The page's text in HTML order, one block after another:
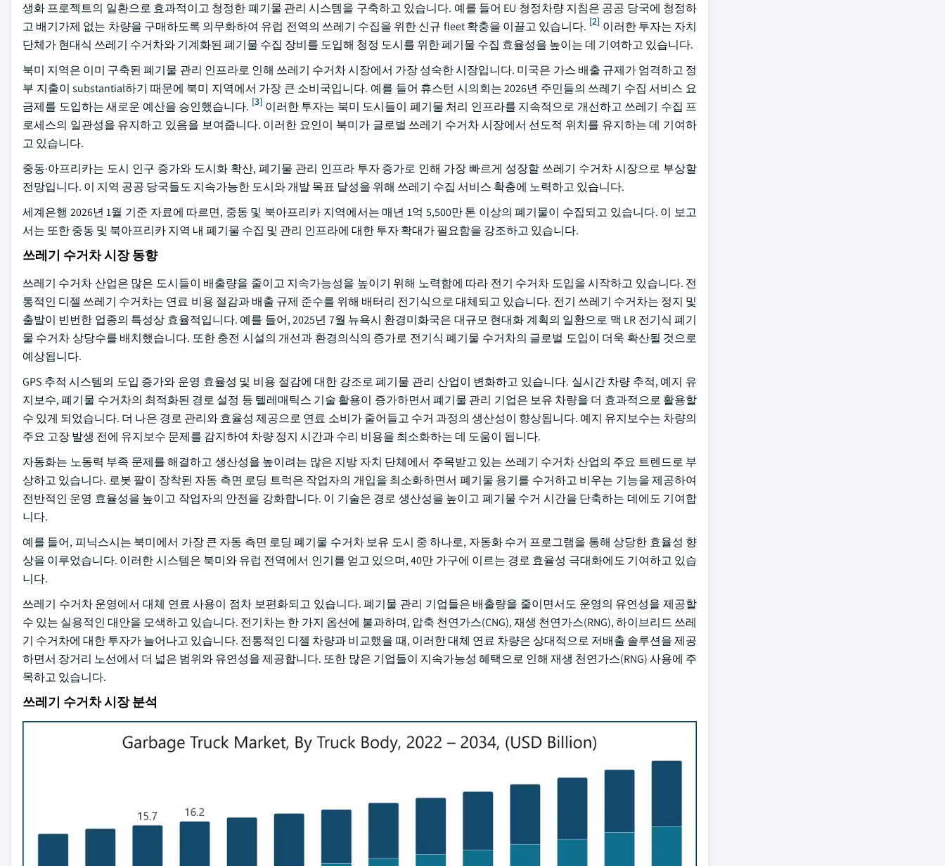
생화 프로젝트의 일환으로 효과적이고 청정한 폐기물 관리 시스템을 구축하고 있습니다. 예를 들어 EU 청정차량 지침은 공공 당국에 청정하
고 배기가제 없는 차량을 구매하도록 의무화하여 유럽 전역의 쓰레기 수집을 위한 신규 fleet 확충을 이끌고 있습니다. [2] 이러한 투자는 자치
단체가 현대식 쓰레기 수거차와 기계화된 폐기물 수집 장비를 도입해 청정 도시를 위한 폐기물 수집 효율성을 높이는 데 기여하고 있습니다.
북미 지역은 이미 구축된 폐기물 관리 인프라로 인해 쓰레기 수거차 시장에서 가장 성숙한 시장입니다. 미국은 가스 배출 규제가 엄격하고 정
부 지출이 substantial하기 때문에 북미 지역에서 가장 큰 소비국입니다. 예를 들어 휴스턴 시의회는 2026년 주민들의 쓰레기 수집 서비스 요
금제를 도입하는 새로운 예산을 승인했습니다. [3] 이러한 투자는 북미 도시들이 폐기물 처리 인프라를 지속적으로 개선하고 쓰레기 수집 프
로세스의 일관성을 유지하고 있음을 보여줍니다. 이러한 요인이 북미가 글로벌 쓰레기 수거차 시장에서 선도적 위치를 유지하는 데 기여하
고 있습니다.
중동·아프리카는 도시 인구 증가와 도시화 확산, 폐기물 관리 인프라 투자 증가로 인해 가장 빠르게 성장할 쓰레기 수거차 시장으로 부상할
전망입니다. 이 지역 공공 당국들도 지속가능한 도시와 개발 목표 달성을 위해 쓰레기 수집 서비스 확충에 노력하고 있습니다.
세계은행 2026년 1월 기준 자료에 따르면, 중동 및 북아프리카 지역에서는 매년 1억 5,500만 톤 이상의 폐기물이 수집되고 있습니다. 이 보고
서는 또한 중동 및 북아프리카 지역 내 폐기물 수집 및 관리 인프라에 대한 투자 확대가 필요함을 강조하고 있습니다.
쓰레기 수거차 시장 동향
쓰레기 수거차 산업은 많은 도시들이 배출량을 줄이고 지속가능성을 높이기 위해 노력함에 따라 전기 수거차 도입을 시작하고 있습니다. 전
통적인 디젤 쓰레기 수거차는 연료 비용 절감과 배출 규제 준수를 위해 배터리 전기식으로 대체되고 있습니다. 전기 쓰레기 수거차는 정지 및
출발이 빈번한 업종의 특성상 효율적입니다. 예를 들어, 2025년 7월 뉴욕시 환경미화국은 대규모 현대화 계획의 일환으로 맥 LR 전기식 폐기
물 수거차 상당수를 배치했습니다. 또한 충전 시설의 개선과 환경의식의 증가로 전기식 폐기물 수거차의 글로벌 도입이 더욱 확산될 것으로
예상됩니다.
GPS 추적 시스템의 도입 증가와 운영 효율성 및 비용 절감에 대한 강조로 폐기물 관리 산업이 변화하고 있습니다. 실시간 차량 추적, 예지 유
지보수, 폐기물 수거차의 최적화된 경로 설정 등 텔레매틱스 기술 활용이 증가하면서 폐기물 관리 기업은 보유 차량을 더 효과적으로 활용할
수 있게 되었습니다. 더 나은 경로 관리와 효율성 제공으로 연료 소비가 줄어들고 수거 과정의 생산성이 향상됩니다. 예지 유지보수는 차량의
주요 고장 발생 전에 유지보수 문제를 감지하여 차량 정지 시간과 수리 비용을 최소화하는 데 도움이 됩니다.
자동화는 노동력 부족 문제를 해결하고 생산성을 높이려는 많은 지방 자치 단체에서 주목받고 있는 쓰레기 수거차 산업의 주요 트렌드로 부
상하고 있습니다. 로봇 팔이 장착된 자동 측면 로딩 트럭은 작업자의 개입을 최소화하면서 폐기물 용기를 수거하고 비우는 기능을 제공하여
전반적인 운영 효율성을 높이고 작업자의 안전을 강화합니다. 이 기술은 경로 생산성을 높이고 폐기물 수거 시간을 단축하는 데에도 기여합
니다.
예를 들어, 피닉스시는 북미에서 가장 큰 자동 측면 로딩 폐기물 수거차 보유 도시 중 하나로, 자동화 수거 프로그램을 통해 상당한 효율성 향
상을 이루었습니다. 이러한 시스템은 북미와 유럽 전역에서 인기를 얻고 있으며, 40만 가구에 이르는 경로 효율성 극대화에도 기여하고 있습
니다.
쓰레기 수거차 운영에서 대체 연료 사용이 점차 보편화되고 있습니다. 폐기물 관리 기업들은 배출량을 줄이면서도 운영의 유연성을 제공할
수 있는 실용적인 대안을 모색하고 있습니다. 전기차는 한 가지 옵션에 불과하며, 압축 천연가스(CNG), 재생 천연가스(RNG), 하이브리드 쓰레
기 수거차에 대한 투자가 늘어나고 있습니다. 전통적인 디젤 차량과 비교했을 때, 이러한 대체 연료 차량은 상대적으로 저배출 솔루션을 제공
하면서 장거리 노선에서 더 넓은 범위와 유연성을 제공합니다. 또한 많은 기업들이 지속가능성 혜택으로 인해 재생 천연가스(RNG) 사용에 주
목하고 있습니다.
쓰레기 수거차 시장 분석